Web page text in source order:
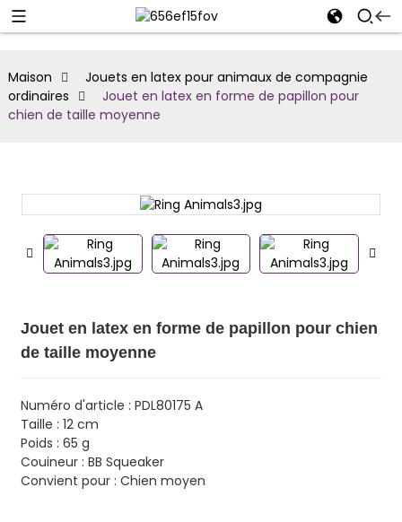
Maison
Jouets en latex pour animaux de compagnie
ordinaires
Jouet en latex en forme de papillon pour
chien de taille moyenne
Jouet en latex en forme de papillon pour chien
de taille moyenne
Numéro d'article : PDL80175 A
Taille : 12 cm
Poids : 65 g
Couineur : BB Squeaker
Convient pour : Chien moyen